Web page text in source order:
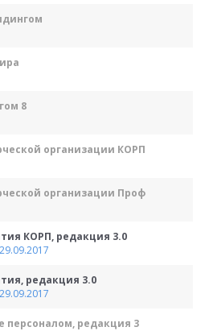
8
организации КОРП
организации Проф
КОРП, редакция 3.0
редакция 3.0
персоналом, редакция 3